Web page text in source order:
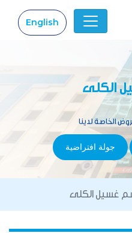
English
الكلى
الخاصة لدينا
جولة افتراضية
غسيل الكلى